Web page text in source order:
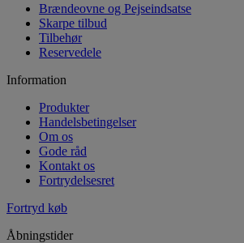
Brændeovne og Pejseindsatse
Skarpe tilbud
Tilbehør
Reservedele
Information
Produkter
Handelsbetingelser
Om os
Gode råd
Kontakt os
Fortrydelsesret
Fortryd køb
Åbningstider